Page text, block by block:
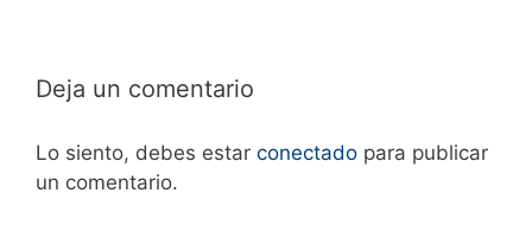
Deja un comentario
Lo siento, debes estar conectado para publicar
un comentario.